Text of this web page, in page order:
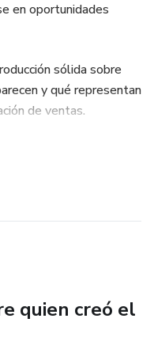
en oportunidades
sólida sobre
y qué representan
de ventas.
decir detrás de
y profesionalismo.
te permitirá
correctas y guiar la
quien creó el